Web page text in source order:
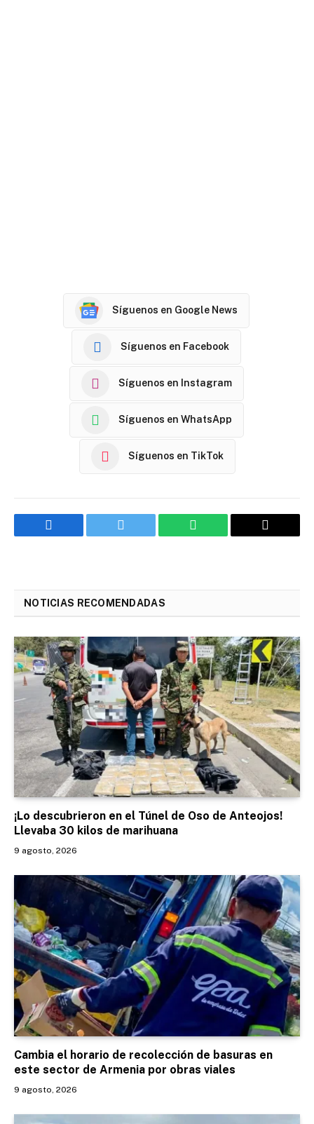
Síguenos en Google News
Síguenos en Facebook
Síguenos en Instagram
Síguenos en WhatsApp
Síguenos en TikTok
Facebook Twitter WhatsApp Email
NOTICIAS RECOMENDADAS
¡Lo descubrieron en el Túnel de Oso de Anteojos!
Llevaba 30 kilos de marihuana
9 agosto, 2026
Cambia el horario de recolección de basuras en
este sector de Armenia por obras viales
9 agosto, 2026